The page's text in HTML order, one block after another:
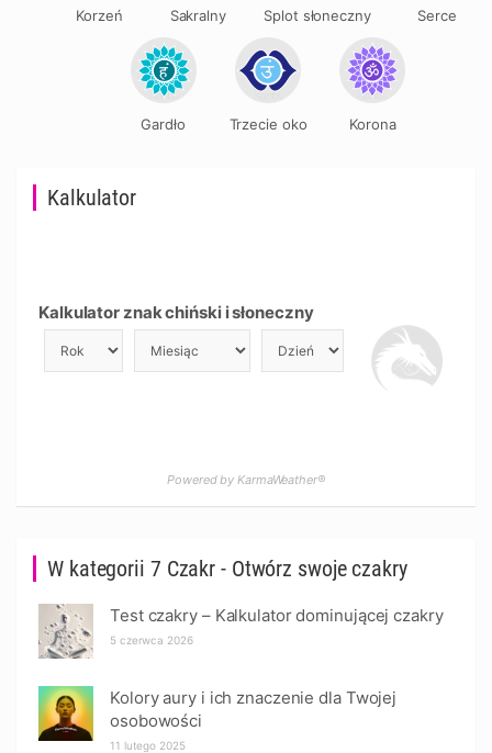
W kategorii 7 Czakr - Otwórz swoje czakry
Test czakry – Kalkulator dominującej czakry
5 czerwca 2026
Kolory aury i ich znaczenie dla Twojej
osobowości
11 lutego 2025
Kalkulator
Kalkulator znak chiński i słoneczny
Powered by KarmaWeather®
Korzeń Sakralny Splot słoneczny Serce
Gardło Trzecie oko Korona